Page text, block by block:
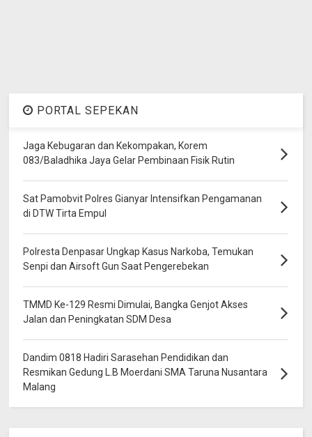
PORTAL SEPEKAN
Jaga Kebugaran dan Kekompakan, Korem
083/Baladhika Jaya Gelar Pembinaan Fisik Rutin
Sat Pamobvit Polres Gianyar Intensifkan Pengamanan
di DTW Tirta Empul
Polresta Denpasar Ungkap Kasus Narkoba, Temukan
Senpi dan Airsoft Gun Saat Pengerebekan
TMMD Ke-129 Resmi Dimulai, Bangka Genjot Akses
Jalan dan Peningkatan SDM Desa
Dandim 0818 Hadiri Sarasehan Pendidikan dan
Resmikan Gedung L.B Moerdani SMA Taruna Nusantara
Malang